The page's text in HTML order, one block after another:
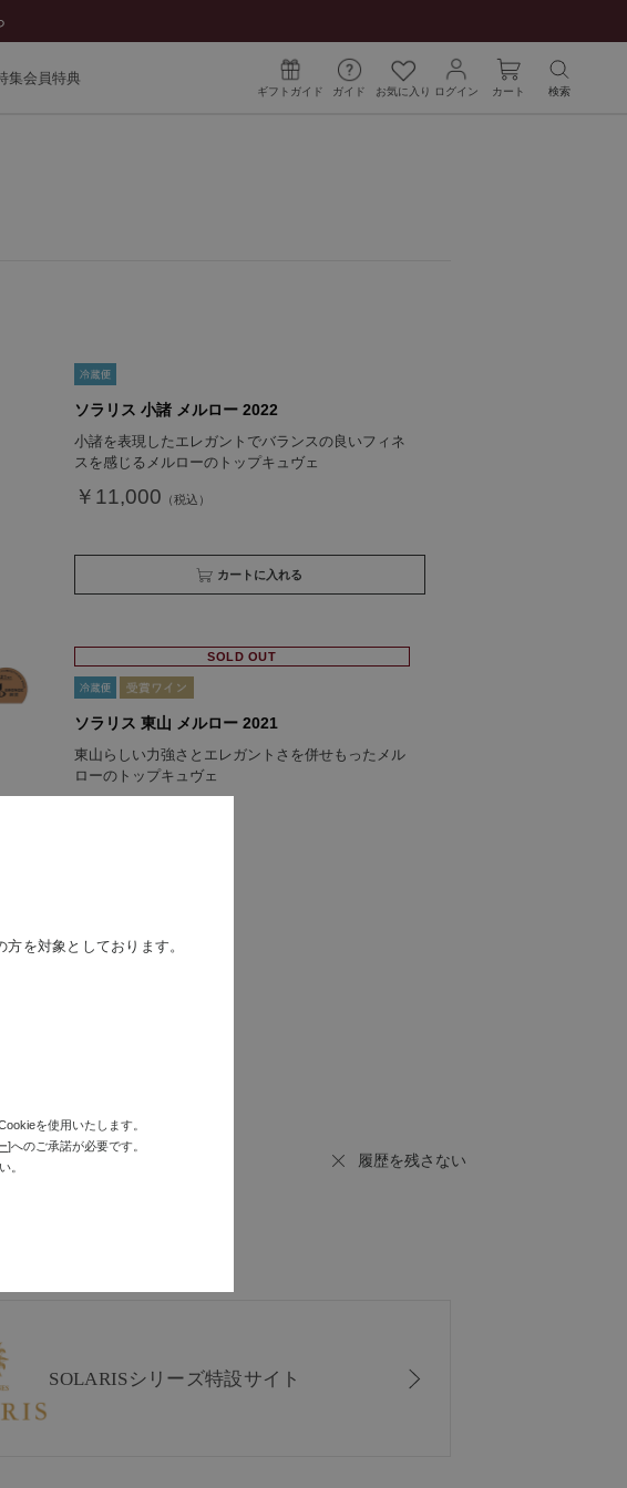
集会員特典
ギフトガイド ガイド お気に入り ログイン カート 検索
ソラリス 小諸 メルロー 2022
小諸を表現したエレガントでバランスの良いフィネ
スを感じるメルローのトップキュヴェ
￥11,000
買い物かごへ入れる
ソラリス 東山 メルロー 2021
東山らしい力強さとエレガントさを併せもったメル
ローのトップキュヴェ
SOLD OUT
履歴を残さない
SOLARISシリーズ特設サイト
を対象としております。
を使用いたします。
]へのご承諾が必要です。
。